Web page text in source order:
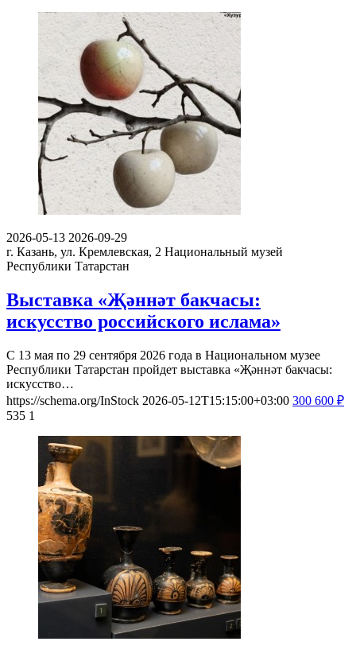
2026-05-13 2026-09-29
г. Казань, ул. Кремлевская, 2 Национальный музей
Республики Татарстан
Выставка «Җәннәт бакчасы:
искусство российского ислама»
С 13 мая по 29 сентября 2026 года в Национальном музее
Республики Татарстан пройдет выставка «Җәннәт бакчасы:
искусство…
https://schema.org/InStock 2026-05-12T15:15:00+03:00 300 600 ₽
535 1